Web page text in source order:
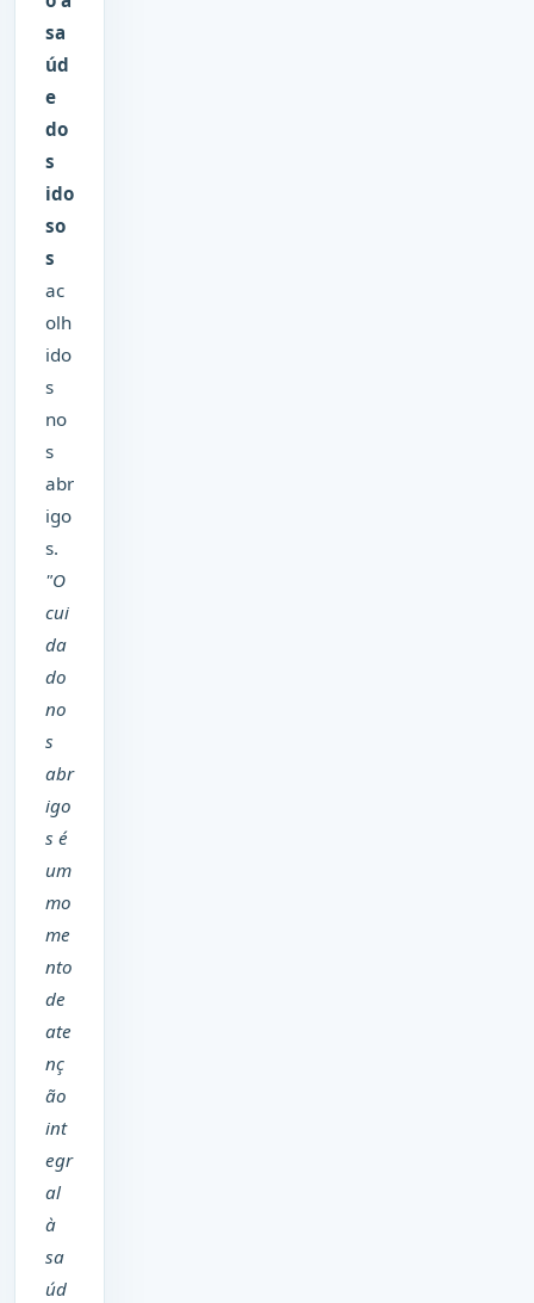
sa
úd
e
do
s
ido
so
s
ac
olh
ido
s
no
s
abr
igo
s.
"O
cui
da
do
no
s
abr
igo
s é
um
mo
me
nto
de
ate
nç
ão
int
egr
al
à
sa
úd